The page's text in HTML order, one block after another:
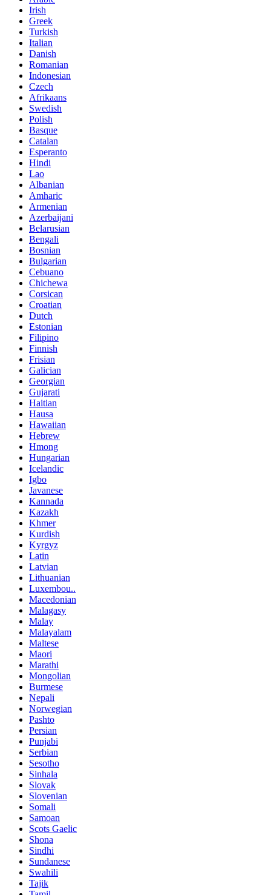
Irish
Greek
Turkish
Italian
Danish
Romanian
Indonesian
Czech
Afrikaans
Swedish
Polish
Basque
Catalan
Esperanto
Hindi
Lao
Albanian
Amharic
Armenian
Azerbaijani
Belarusian
Bengali
Bosnian
Bulgarian
Cebuano
Chichewa
Corsican
Croatian
Dutch
Estonian
Filipino
Finnish
Frisian
Galician
Georgian
Gujarati
Haitian
Hausa
Hawaiian
Hebrew
Hmong
Hungarian
Icelandic
Igbo
Javanese
Kannada
Kazakh
Khmer
Kurdish
Kyrgyz
Latin
Latvian
Lithuanian
Luxembou..
Macedonian
Malagasy
Malay
Malayalam
Maltese
Maori
Marathi
Mongolian
Burmese
Nepali
Norwegian
Pashto
Persian
Punjabi
Serbian
Sesotho
Sinhala
Slovak
Slovenian
Somali
Samoan
Scots Gaelic
Shona
Sindhi
Sundanese
Swahili
Tajik